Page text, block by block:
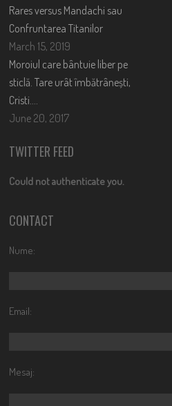
Rares versus Mandachi sau
Confruntarea Titanilor
March 15, 2019
Moroiul care bântuie liber pe
sticlă. Tare urât îmbătrânești,
Cristi….
June 20, 2017
TWITTER FEED
Could not authenticate you.
CONTACT
Nume:
Email:
Mesaj: